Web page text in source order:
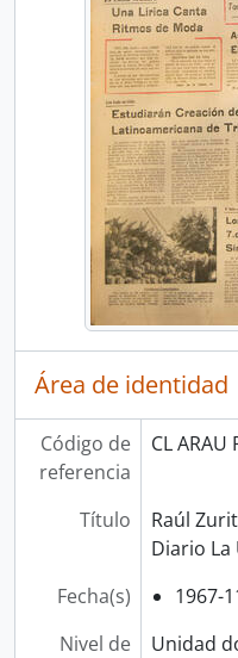
Área de identidad
Código de
referencia
CL ARAU
Título
Raúl
Diario La
Fecha(s)
1967-
Nivel de
Unidad